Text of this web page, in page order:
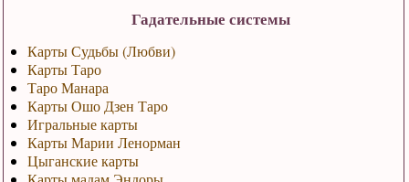
Гадательные системы
Карты Судьбы (Любви)
Карты Таро
Таро Манара
Карты Ошо Дзен Таро
Игральные карты
Карты Марии Ленорман
Цыганские карты